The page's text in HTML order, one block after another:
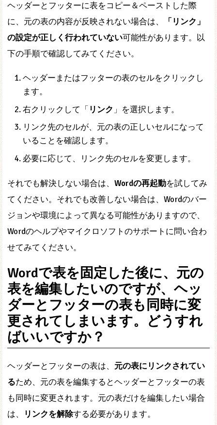
ヘッダーとフッターに表をコピー＆ペーストした際
に、元の表の内容が反映されない場合は、
「リンク」
の設定が正しく行われていない可能性があります。以
下の手順で確認してみてください。
ヘッダーまたはフッターの表のセルをクリックし
ます。
右クリックして「 リンク 」を選択します。
リンク先のセルが、元の表の正しいセルになって
いることを確認します。
必要に応じて、リンク先のセルを変更します。
それでも解決しない場合は、 Wordの再起動を試してみ
てください。それでも改善しない場合は、Wordのバー
ジョンや環境によって異なる可能性がありますので、
Wordのヘルプやマイクロソフトのサポートに問い合わ
せてみてください。
Wordで表を固定した後に、元の
表を編集したいのですが、ヘッ
ダーとフッターの表も同時に変
更されてしまいます。どうすれ
ばいいですか？
ヘッダーとフッターの表は、 元の表にリンクされてい
るため、元の表を編集するとヘッダーとフッターの表
も同時に変更されます。元の表だけを編集したい場合
は、
リンクを解除する必要があります。